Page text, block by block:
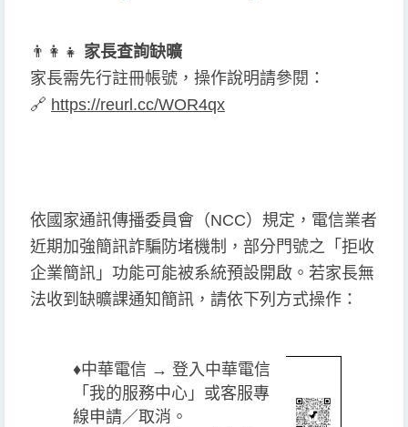
👨 👩 👧 家長查詢缺曠
家長需先行註冊帳號，操作說明請參閱：
🔗 https://reurl.cc/WOR4qx
依國家通訊傳播委員會（NCC）規定，電信業者
近期加強簡訊詐騙防堵機制，部分門號之「拒收
企業簡訊」功能可能被系統預設開啟。若家長無
法收到缺曠課通知簡訊，請依下列方式操作：
♦️中華電信 → 登入中華電信
「我的服務中心」或客服專
線申請／取消。